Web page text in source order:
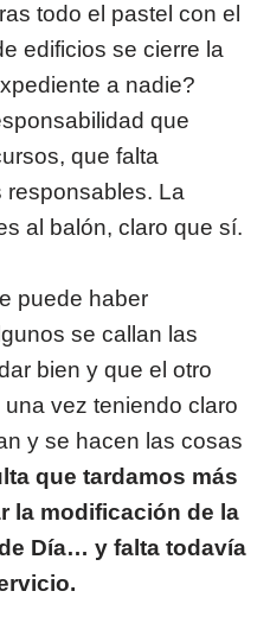
todo el pastel con el
edificios se cierre la
a nadie?
que
que falta
responsables. La
al balón, claro que sí.
puede haber
se callan las
bien y que el otro
vez teniendo claro
y se hacen las cosas
que tardamos más
la modificación de la
Día… y falta todavía